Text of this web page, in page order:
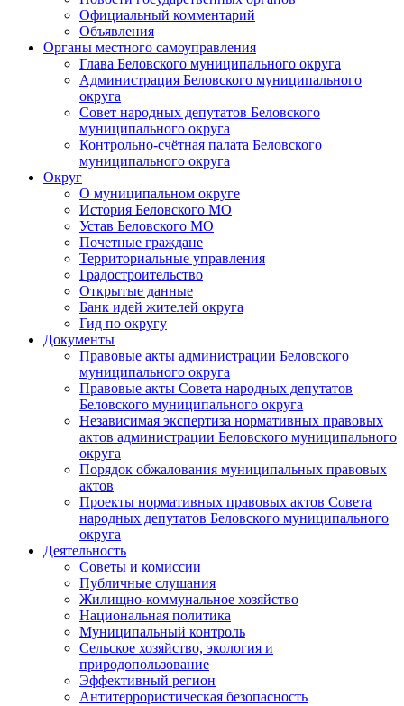
Официальный комментарий
Объявления
Органы местного самоуправления
Глава Беловского муниципального округа
Администрация Беловского муниципального
округа
Совет народных депутатов Беловского
муниципального округа
Контрольно-счётная палата Беловского
муниципального округа
Округ
О муниципальном округе
История Беловского МО
Устав Беловского МО
Почетные граждане
Территориальные управления
Градостроительство
Открытые данные
Банк идей жителей округа
Гид по округу
Документы
Правовые акты администрации Беловского
муниципального округа
Правовые акты Совета народных депутатов
Беловского муниципального округа
Независимая экспертиза нормативных правовых
актов администрации Беловского муниципального
округа
Порядок обжалования муниципальных правовых
актов
Проекты нормативных правовых актов Совета
народных депутатов Беловского муниципального
округа
Деятельность
Советы и комиссии
Публичные слушания
Жилищно-коммунальное хозяйство
Национальная политика
Муниципальный контроль
Сельское хозяйство, экология и
природопользование
Эффективный регион
Антитеррористическая безопасность